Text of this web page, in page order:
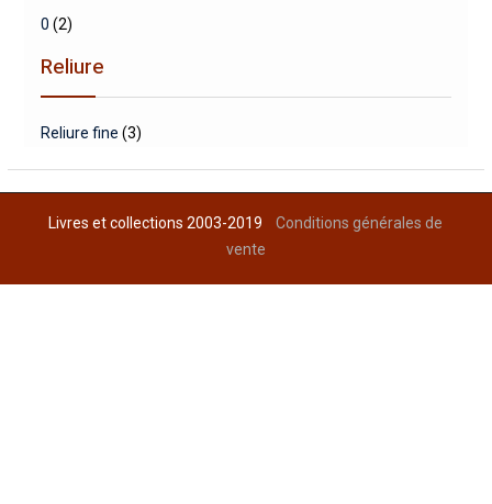
0 (2)
Reliure
Reliure fine (3)
Livres et collections 2003-2019Conditions générales de
vente